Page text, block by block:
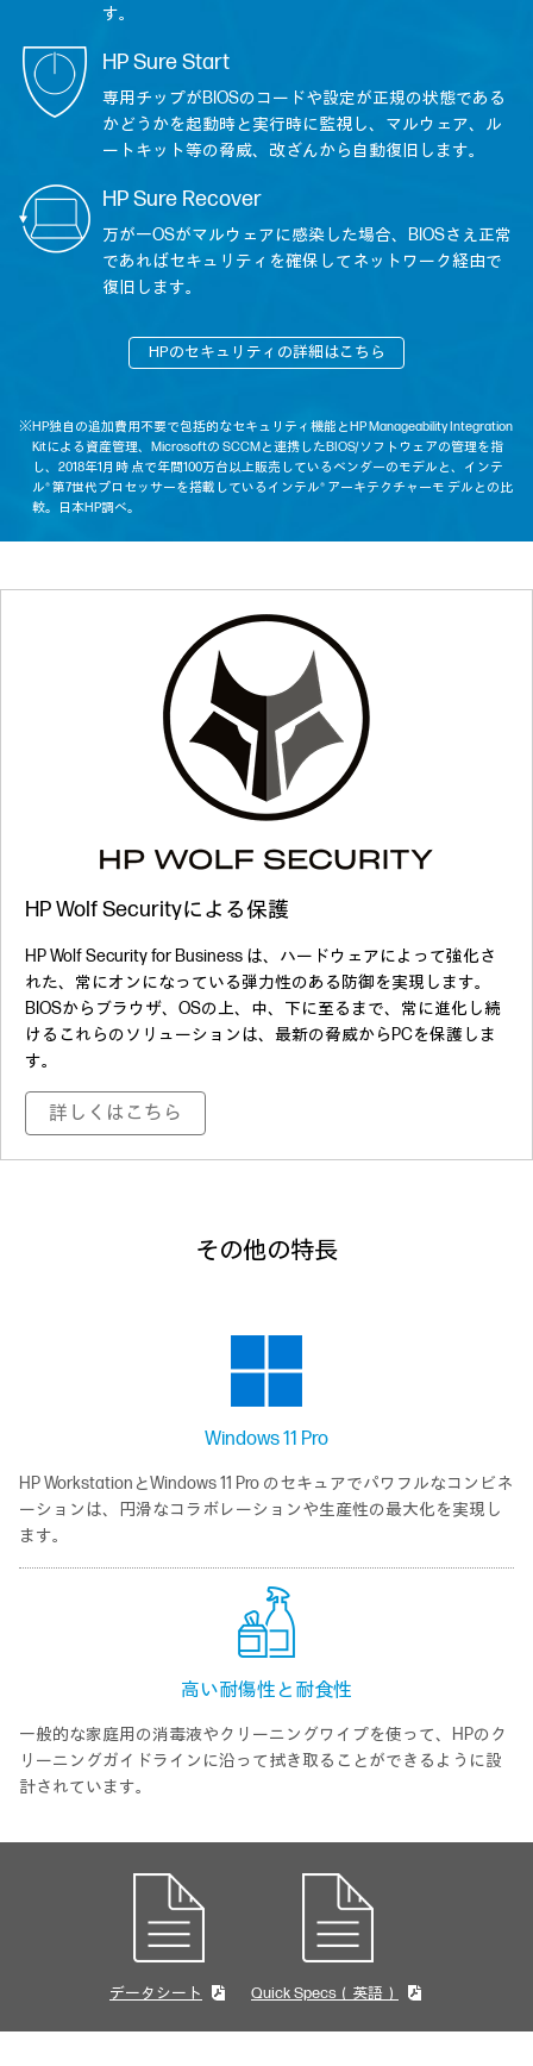
す。
HP Sure Start
専用チップがBIOSのコードや設定が正規の状態である
かどうかを起動時と実行時に監視し、マルウェア、ル
ートキット等の脅威、改ざんから自動復旧します。
HP Sure Recover
万が一OSがマルウェアに感染した場合、BIOSさえ正常
であればセキュリティを確保してネットワーク経由で
復旧します。
HPのセキュリティの詳細はこちら
※HP独自の追加費用不要で包括的なセキュリティ機能とHP Manageability Integration
Kitによる資産管理、Microsoftの SCCMと連携したBIOS/ソフトウェアの管理を指
し、2018年1月時 点で年間100万台以上販売しているベンダーのモデルと、インテ
ル® 第7世代プロセッサーを搭載しているインテル® アーキテクチャーモ デルとの比
較。日本HP調べ。
HP Wolf Securityによる保護
HP Wolf Security for Business は、ハードウェアによって強化さ
れた、常にオンになっている弾力性のある防御を実現します。
BIOSからブラウザ、OSの上、中、下に至るまで、常に進化し続
けるこれらのソリューションは、最新の脅威からPCを保護しま
す。
詳しくはこちら
その他の特長
Windows 11 Pro
HP WorkstationとWindows 11 Pro のセキュアでパワフルなコンビネ
ーションは、円滑なコラボレーションや生産性の最大化を実現し
ます。
高い耐傷性と耐食性
一般的な家庭用の消毒液やクリーニングワイプを使って、HPのク
リーニングガイドラインに沿って拭き取ることができるように設
計されています。
データシート Quick Specs（英語）